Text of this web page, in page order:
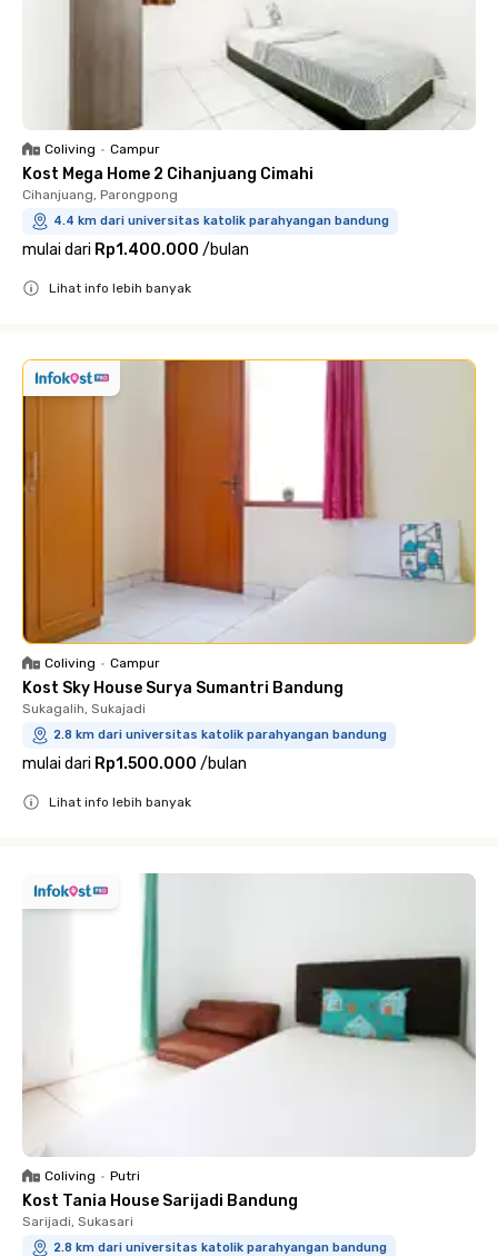
Coliving • Campur
Kost Mega Home 2 Cihanjuang Cimahi
Cihanjuang, Parongpong
4.4 km dari universitas katolik parahyangan bandung
mulai dari Rp1.400.000 /bulan
Lihat info lebih banyak
Coliving • Campur
Kost Sky House Surya Sumantri Bandung
Sukagalih, Sukajadi
2.8 km dari universitas katolik parahyangan bandung
mulai dari Rp1.500.000 /bulan
Lihat info lebih banyak
Coliving • Putri
Kost Tania House Sarijadi Bandung
Sarijadi, Sukasari
2.8 km dari universitas katolik parahyangan bandung